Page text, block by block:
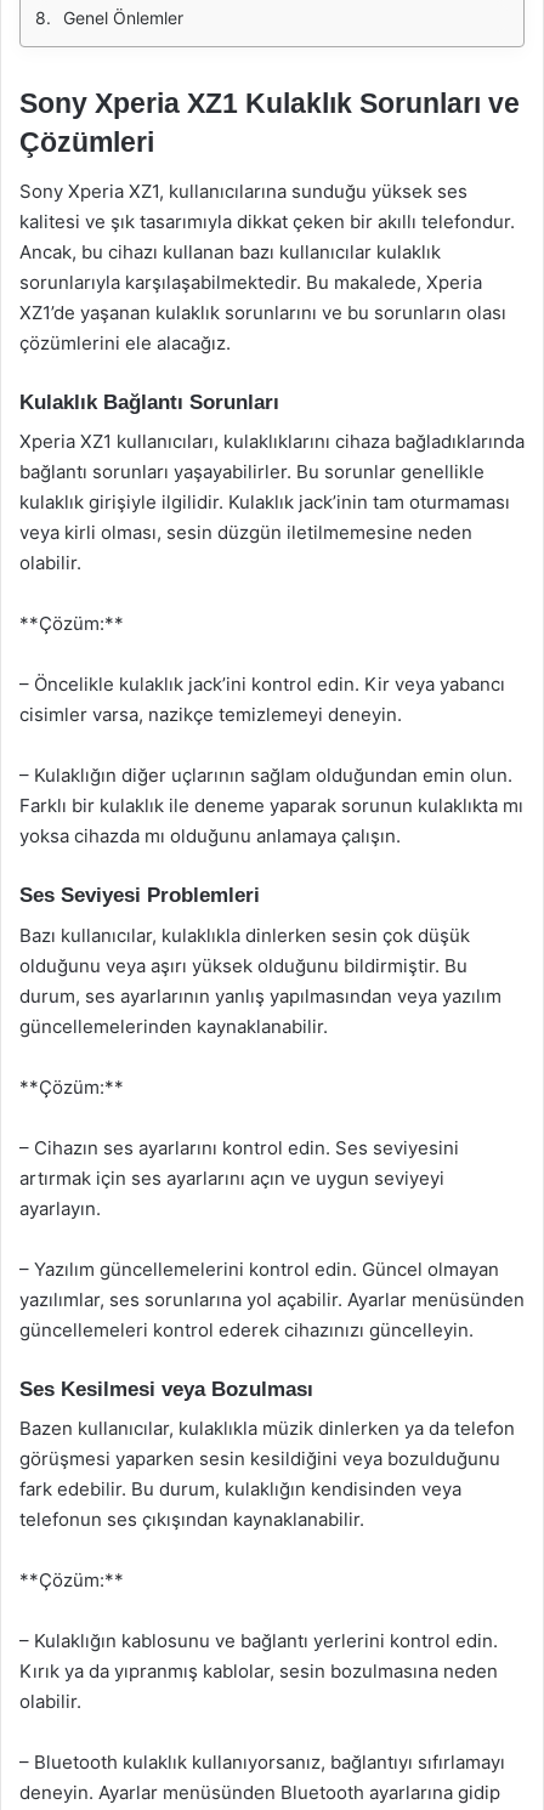
Genel Önlemler
Sony Xperia XZ1 Kulaklık Sorunları ve
Çözümleri
Sony Xperia XZ1, kullanıcılarına sunduğu yüksek ses
kalitesi ve şık tasarımıyla dikkat çeken bir akıllı telefondur.
Ancak, bu cihazı kullanan bazı kullanıcılar kulaklık
sorunlarıyla karşılaşabilmektedir. Bu makalede, Xperia
XZ1’de yaşanan kulaklık sorunlarını ve bu sorunların olası
çözümlerini ele alacağız.
Kulaklık Bağlantı Sorunları
Xperia XZ1 kullanıcıları, kulaklıklarını cihaza bağladıklarında
bağlantı sorunları yaşayabilirler. Bu sorunlar genellikle
kulaklık girişiyle ilgilidir. Kulaklık jack’inin tam oturmaması
veya kirli olması, sesin düzgün iletilmemesine neden
olabilir.
**Çözüm:**
– Öncelikle kulaklık jack’ini kontrol edin. Kir veya yabancı
cisimler varsa, nazikçe temizlemeyi deneyin.
– Kulaklığın diğer uçlarının sağlam olduğundan emin olun.
Farklı bir kulaklık ile deneme yaparak sorunun kulaklıkta mı
yoksa cihazda mı olduğunu anlamaya çalışın.
Ses Seviyesi Problemleri
Bazı kullanıcılar, kulaklıkla dinlerken sesin çok düşük
olduğunu veya aşırı yüksek olduğunu bildirmiştir. Bu
durum, ses ayarlarının yanlış yapılmasından veya yazılım
güncellemelerinden kaynaklanabilir.
**Çözüm:**
– Cihazın ses ayarlarını kontrol edin. Ses seviyesini
artırmak için ses ayarlarını açın ve uygun seviyeyi
ayarlayın.
– Yazılım güncellemelerini kontrol edin. Güncel olmayan
yazılımlar, ses sorunlarına yol açabilir. Ayarlar menüsünden
güncellemeleri kontrol ederek cihazınızı güncelleyin.
Ses Kesilmesi veya Bozulması
Bazen kullanıcılar, kulaklıkla müzik dinlerken ya da telefon
görüşmesi yaparken sesin kesildiğini veya bozulduğunu
fark edebilir. Bu durum, kulaklığın kendisinden veya
telefonun ses çıkışından kaynaklanabilir.
**Çözüm:**
– Kulaklığın kablosunu ve bağlantı yerlerini kontrol edin.
Kırık ya da yıpranmış kablolar, sesin bozulmasına neden
olabilir.
– Bluetooth kulaklık kullanıyorsanız, bağlantıyı sıfırlamayı
deneyin. Ayarlar menüsünden Bluetooth ayarlarına gidip